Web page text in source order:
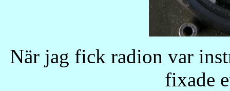
När jag fick radion var
fixade